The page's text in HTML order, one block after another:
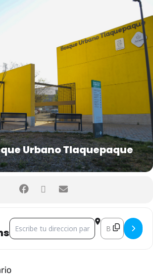
Urbano Tlaquepaque
Address - CINEMALIVE [] Destination